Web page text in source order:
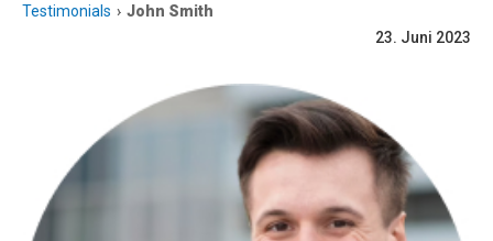
Testimonials
John Smith
23. Juni 2023